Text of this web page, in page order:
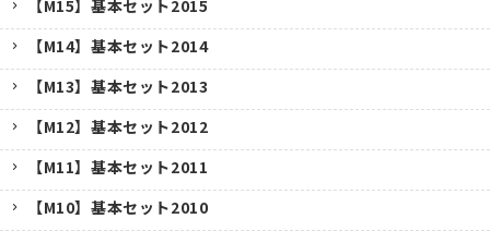
【M15】基本セット2015
【M14】基本セット2014
【M13】基本セット2013
【M12】基本セット2012
【M11】基本セット2011
【M10】基本セット2010